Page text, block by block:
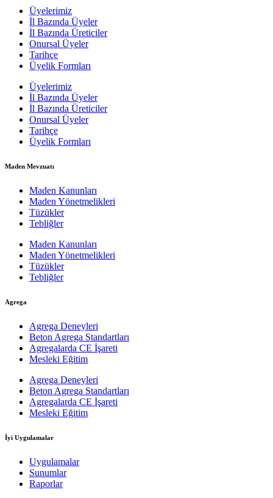
Üyelerimiz
İl Bazında Üyeler
İl Bazında Üreticiler
Onursal Üyeler
Tarihçe
Üyelik Formları
Üyelerimiz
İl Bazında Üyeler
İl Bazında Üreticiler
Onursal Üyeler
Tarihçe
Üyelik Formları
Maden Mevzuatı
Maden Kanunları
Maden Yönetmelikleri
Tüzükler
Tebliğler
Maden Kanunları
Maden Yönetmelikleri
Tüzükler
Tebliğler
Agrega
Agrega Deneyleri
Beton Agrega Standartları
Agregalarda CE İşareti
Mesleki Eğitim
Agrega Deneyleri
Beton Agrega Standartları
Agregalarda CE İşareti
Mesleki Eğitim
İyi Uygulamalar
Uygulamalar
Sunumlar
Raporlar